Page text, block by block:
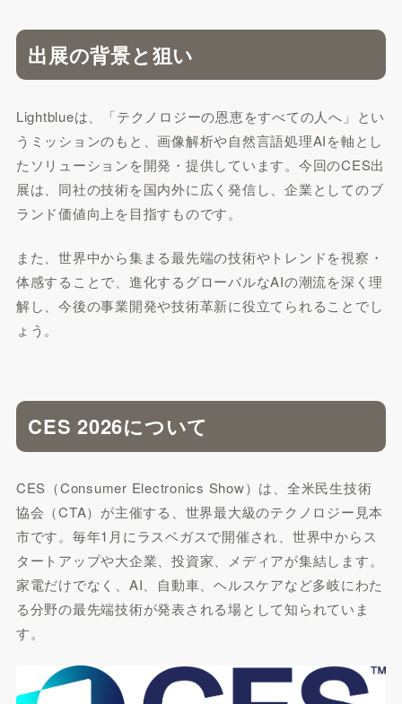
出展の背景と狙い
Lightblueは、「テクノロジーの恩恵をすべての人へ」とい
うミッションのもと、画像解析や自然言語処理AIを軸とし
たソリューションを開発・提供しています。今回のCES出
展は、同社の技術を国内外に広く発信し、企業としてのブ
ランド価値向上を目指すものです。
また、世界中から集まる最先端の技術やトレンドを視察・
体感することで、進化するグローバルなAIの潮流を深く理
解し、今後の事業開発や技術革新に役立てられることでし
ょう。
CES 2026について
CES（Consumer Electronics Show）は、全米民生技術
協会（CTA）が主催する、世界最大級のテクノロジー見本
市です。毎年1月にラスベガスで開催され、世界中からス
タートアップや大企業、投資家、メディアが集結します。
家電だけでなく、AI、自動車、ヘルスケアなど多岐にわた
る分野の最先端技術が発表される場として知られていま
す。